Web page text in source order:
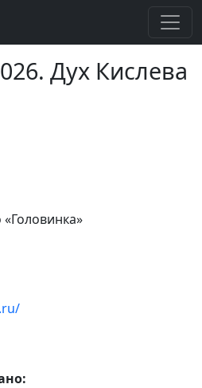
Дух Кислева
«Головинка»